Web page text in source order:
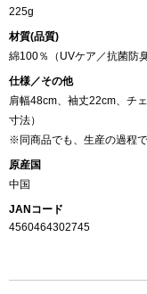
225g
材質(品質)
綿100％（UVケア／抗菌防臭
仕様／その他
肩幅48cm、袖丈22cm、チ
寸法）
※同商品でも、生産の過程
原産国
中国
JANコード
4560464302745